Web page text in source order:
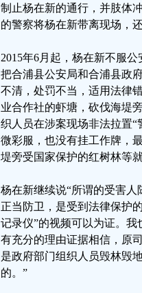
制止杨在新的通行，并肢体
的警察将杨在新带离现场，
2015年6月起，杨在新不服
把合浦县公安局和合浦县政
不清，处罚不当，适用法律
业合作社的虾塘，砍伐海堤
织人员在涉案现场非法拉置
微彩服，也没有挂工作牌，
堤旁受国家保护的红树林等
杨在新继续说“所谓的受害
正当防卫，是受到法律保护
记录仪”的视频可以为证。
有充分的理由证据相信，原
是政府部门组织人员毁林毁
的。”